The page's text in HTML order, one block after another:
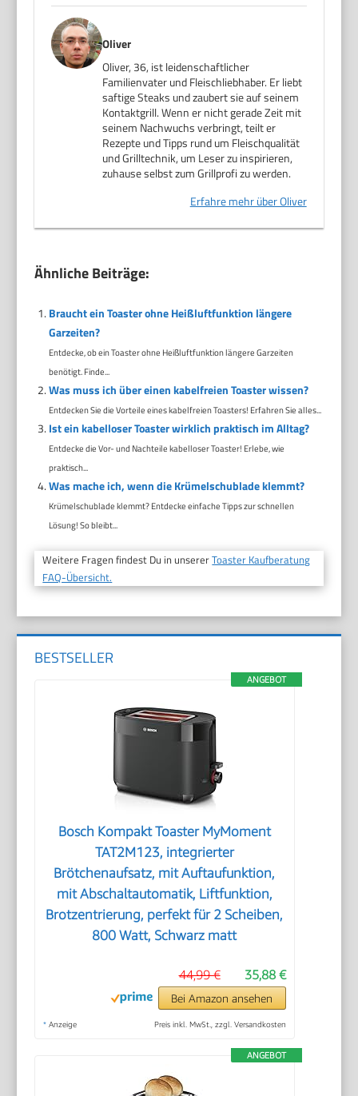
Oliver
Oliver, 36, ist leidenschaftlicher
Familienvater und Fleischliebhaber. Er liebt
saftige Steaks und zaubert sie auf seinem
Kontaktgrill. Wenn er nicht gerade Zeit mit
seinem Nachwuchs verbringt, teilt er
Rezepte und Tipps rund um Fleischqualität
und Grilltechnik, um Leser zu inspirieren,
zuhause selbst zum Grillprofi zu werden.
Erfahre mehr über Oliver
Ähnliche Beiträge:
Braucht ein Toaster ohne Heißluftfunktion längere
Garzeiten?
Entdecke, ob ein Toaster ohne Heißluftfunktion längere Garzeiten
benötigt. Finde...
Was muss ich über einen kabelfreien Toaster wissen?
Entdecken Sie die Vorteile eines kabelfreien Toasters! Erfahren Sie alles...
Ist ein kabelloser Toaster wirklich praktisch im Alltag?
Entdecke die Vor- und Nachteile kabelloser Toaster! Erlebe, wie
praktisch...
Was mache ich, wenn die Krümelschublade klemmt?
Krümelschublade klemmt? Entdecke einfache Tipps zur schnellen
Lösung! So bleibt...
Weitere Fragen findest Du in unsererToaster Kaufberatung
FAQ-Übersicht.
BESTSELLER
ANGEBOT
Bosch Kompakt Toaster MyMoment
TAT2M123, integrierter
Brötchenaufsatz, mit Auftaufunktion,
mit Abschaltautomatik, Liftfunktion,
Brotzentrierung, perfekt für 2 Scheiben,
800 Watt, Schwarz matt
35,88 €
44,99 €
Bei Amazon ansehen
* Anzeige Preis inkl. MwSt., zzgl. Versandkosten
ANGEBOT